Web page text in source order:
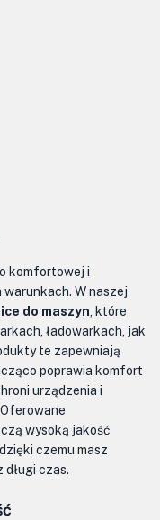
komfortowej i
W naszej
do maszyn , które
ładowarkach, jak
te zapewniają
poprawia komfort
urządzenia i
wysoką jakość
czemu masz
długi czas.